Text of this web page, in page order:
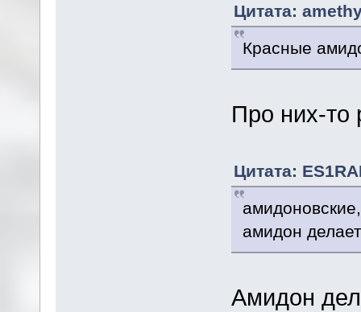
Цитата:
Красные
Про них-то
Цитата:
амидон
Амидон